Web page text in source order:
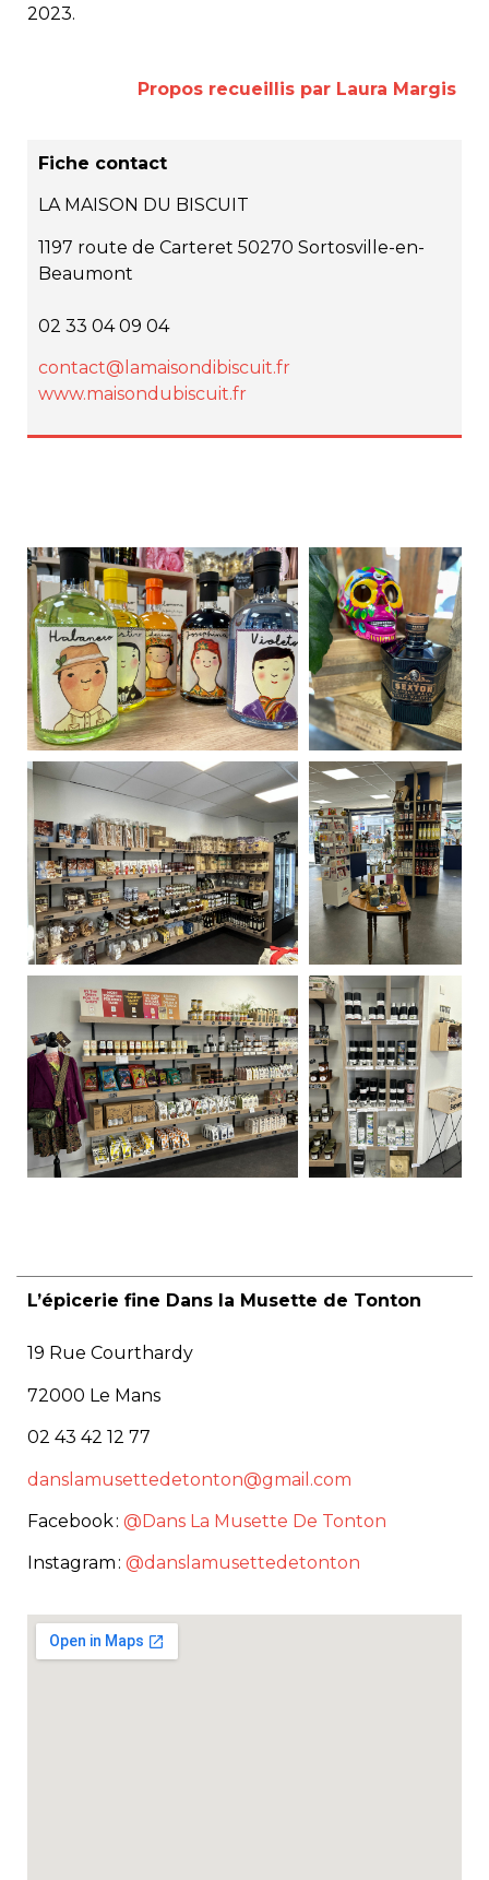
2023.
Propos recueillis par Laura Margis
Fiche contact
LA MAISON DU BISCUIT
1197 route de Carteret 50270 Sortosville-en-
Beaumont
02 33 04 09 04
contact@lamaisondibiscuit.fr
www.maisondubiscuit.fr
L’épicerie fine Dans la Musette de Tonton
19 Rue Courthardy
72000 Le Mans
02 43 42 12 77
danslamusettedetonton@gmail.com
Facebook : @Dans La Musette De Tonton
Instagram : @danslamusettedetonton